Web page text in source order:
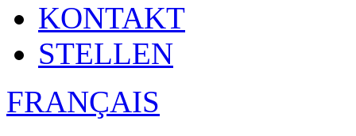
KONTAKT
STELLEN
FRANÇAIS